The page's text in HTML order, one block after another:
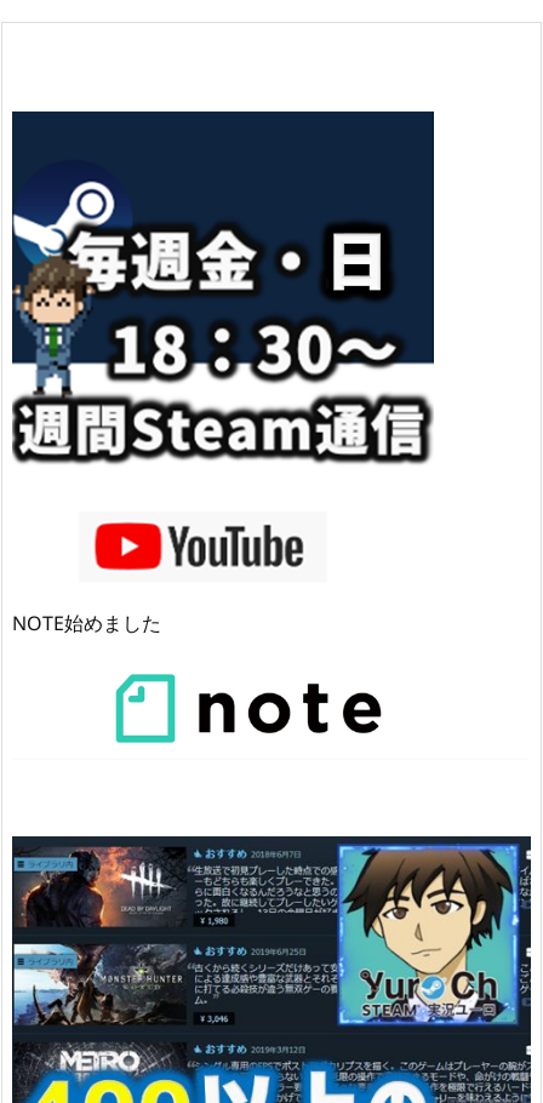
NOTE始めました